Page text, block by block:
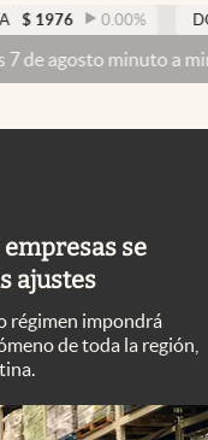
México
0.00% DÓLAR MEP
minuto a minutoDólar
se
ajustes
régimen impondrá
de toda la región,